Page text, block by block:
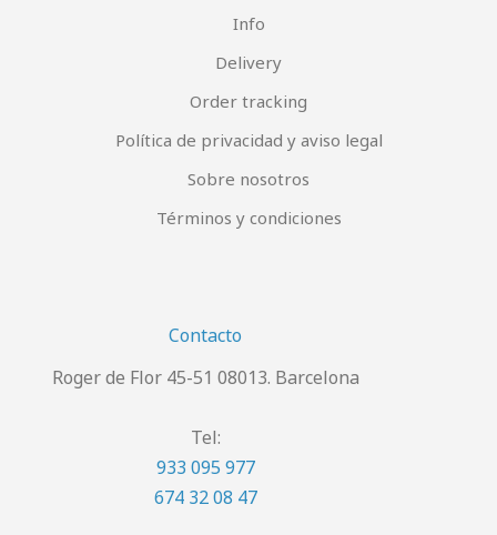
Info
Delivery
Order tracking
Política de privacidad y aviso legal
Sobre nosotros
Términos y condiciones
Contacto
Roger de Flor 45-51 08013. Barcelona
Tel:
933 095 977
674 32 08 47